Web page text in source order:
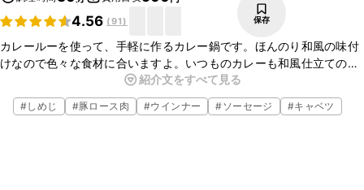
4.56 (91) 保存
カレールーを使って、手軽に作るカレー鍋です。ほんのり和風の味付
けなので色々な食材に合いますよ。いつものカレーも和風仕立ての鍋
料理にすれば野菜たっぷり、食べごたえのある一品になります。お好
みの辛さのカレールーで作ってみてくださいね。
紹介文をすべて見る
#しめじ #豚ロース肉 #ウインナー #ソーセージ #キャベツ